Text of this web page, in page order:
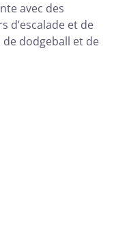
avec des
d’escalade et de
dodgeball et de